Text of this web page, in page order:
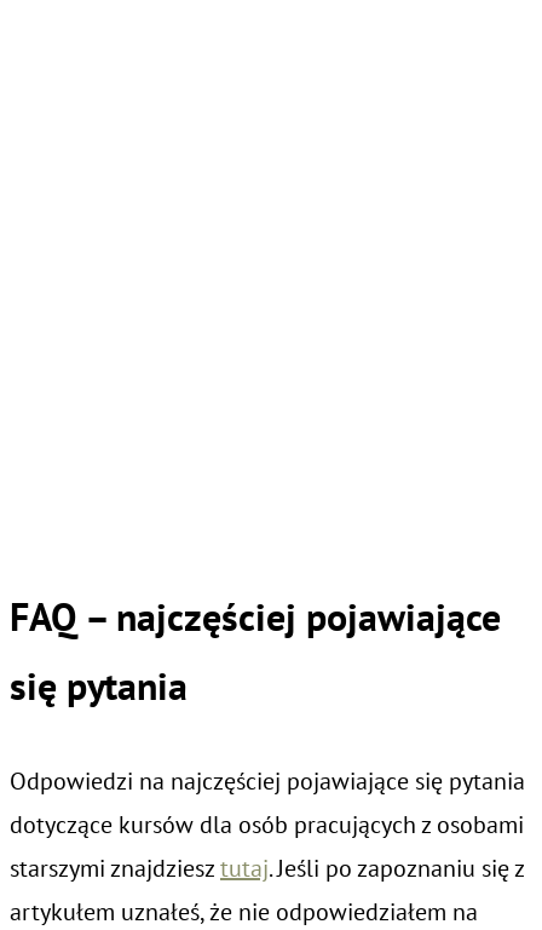
FAQ – najczęściej pojawiające
się pytania
Odpowiedzi na najczęściej pojawiające się pytania
dotyczące kursów dla osób pracujących z osobami
starszymi znajdziesztutaj. Jeśli po zapoznaniu się z
artykułem uznałeś, że nie odpowiedziałem na